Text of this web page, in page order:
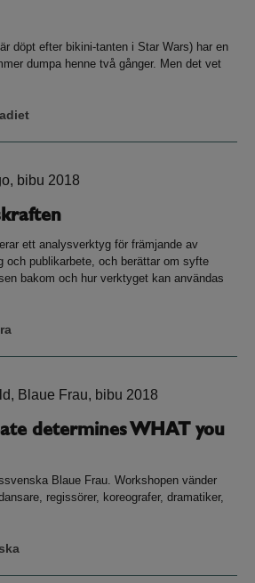
döpt efter bikini-tanten i Star Wars) har en
dumpa henne två gånger. Men det vet
ett analysverktyg för främjande av
och publikarbete, och berättar om syfte
bakom och hur verktyget kan användas
determines WHAT you
Blaue Frau. Workshopen vänder
regissörer, koreografer, dramatiker,